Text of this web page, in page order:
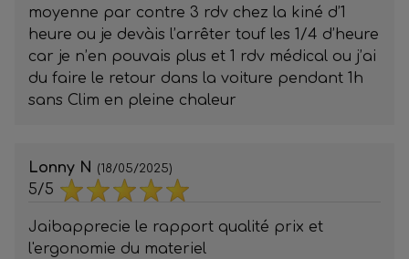
moyenne par contre 3 rdv chez la kiné d’1
heure ou je devàis l’arrêter touf les 1/4 d’heure
car je n’en pouvais plus et 1 rdv médical ou j’ai
du faire le retour dans la voiture pendant 1h
sans Clim en pleine chaleur
Lonny N (18/05/2025)
5/5
Jaibapprecie le rapport qualité prix et
l'ergonomie du materiel